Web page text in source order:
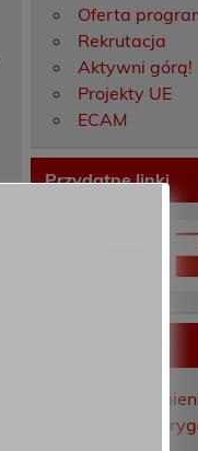
Oferta
Rekrutacja
Aktywni górą!
Projekty UE
ECAM
Przydatne linki
Dolnośląską